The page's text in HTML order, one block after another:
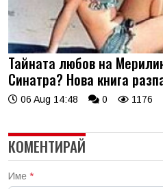
Тайната любов на
Синатра? Нова книга
06 Aug 14:48 0 1176
КОМЕНТИРАЙ
Име *